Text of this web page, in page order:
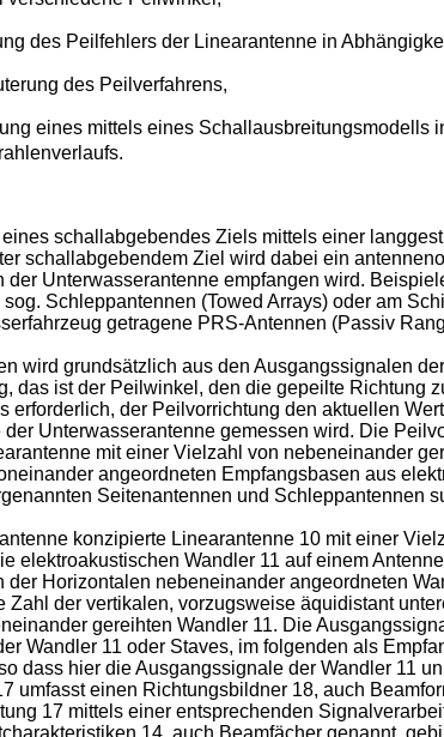
des Peilfehlers der Linearantenne in
des Peilverfahrens,
eines mittels eines
schallabgebendes Ziels mittels einer
schallabgebendem Ziel wird dabei ein
der Unterwasserantenne empfangen wird.
Schleppantennen (Towed Arrays) oder am
getragene PRS-Antennen (Passiv
wird grundsätzlich aus den Ausgangssignalen
das ist der Peilwinkel, den die gepeilte Richtung
erforderlich, der Peilvorrichtung den aktuellen
Unterwasserantenne gemessen wird. Die
mit einer Vielzahl von nebeneinander
angeordneten Empfangsbasen aus
Seitenantennen und Schleppantennen
konzipierte Linearantenne 10 mit einer
elektroakustischen Wandler 11 auf einem
Horizontalen nebeneinander angeordneten
Zahl der vertikalen, vorzugsweise äquidistant
gereihten Wandler 11. Die
Wandler 11 oder Staves, im folgenden als
dass hier die Ausgangssignale der Wandler 11
umfasst einen Richtungsbildner 18, auch
17 mittels einer entsprechenden